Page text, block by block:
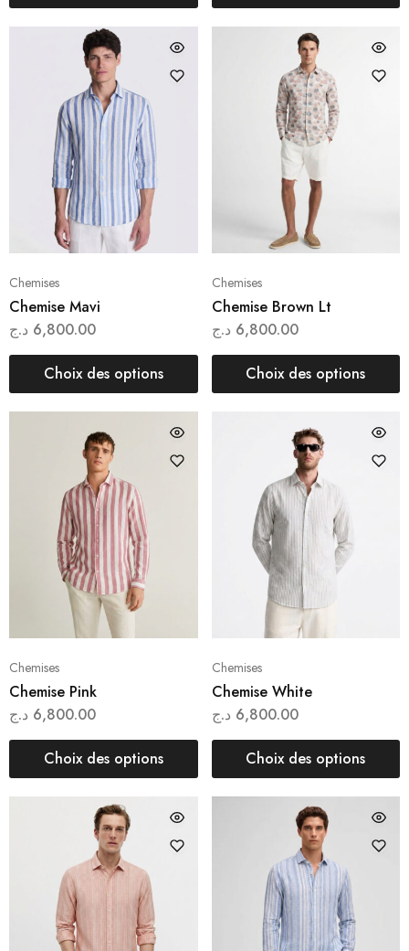
Chemises
Chemise Mavi
6,800.00 د.ج
Choix des options
Chemises
Chemise Brown Lt
6,800.00 د.ج
Choix des options
Chemises
Chemise Pink
6,800.00 د.ج
Choix des options
Chemises
Chemise White
6,800.00 د.ج
Choix des options